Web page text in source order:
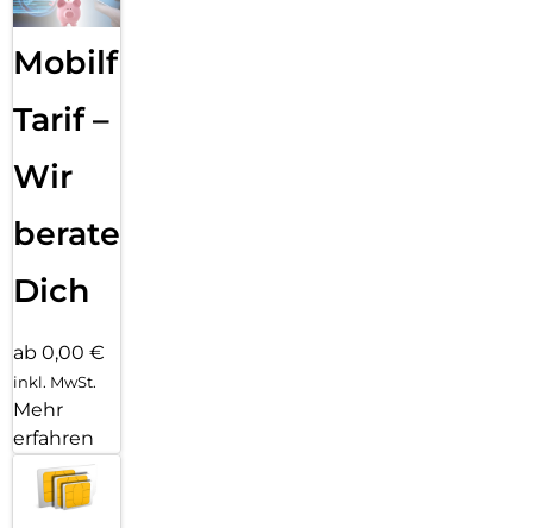
Mobilfunk
Tarif –
Wir
beraten
Dich
ab 0,00 €
inkl. MwSt.
Mehr
erfahren